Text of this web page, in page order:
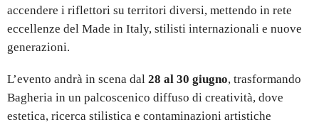
accendere i riflettori su territori diversi, mettendo in rete
eccellenze del Made in Italy, stilisti internazionali e nuove
generazioni.
L’evento andrà in scena dal 28 al 30 giugno, trasformando
Bagheria in un palcoscenico diffuso di creatività, dove
estetica, ricerca stilistica e contaminazioni artistiche